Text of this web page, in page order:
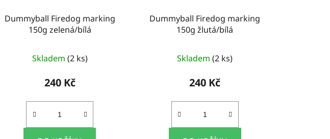
Dummyball Firedog marking
150g zelená/bílá
Skladem (2 ks)
240 Kč
Dummyball Firedog marking
150g žlutá/bílá
Skladem(2 ks)
240 Kč